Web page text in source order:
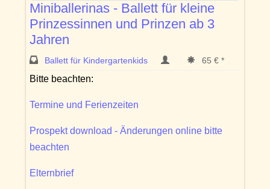
Miniballerinas - Ballett für kleine
Prinzessinnen und Prinzen ab 3
Jahren
Ballett für Kindergartenkids 65 € *
Bitte beachten:
Termine und Ferienzeiten
Prospekt download - Änderungen online bitte
beachten
Elternbrief